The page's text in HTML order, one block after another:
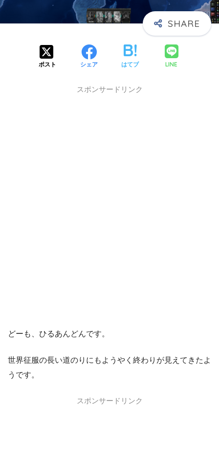
ポスト シェア はてブ LINE
スポンサードリンク
どーも、ひるあんどんです。
世界征服の長い道のりにもようやく終わりが見えてきたよ
うです。
スポンサードリンク